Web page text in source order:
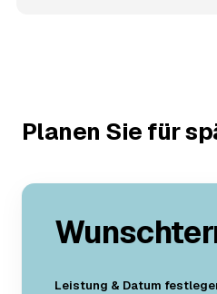
Planen Sie für
Leistung & Datum